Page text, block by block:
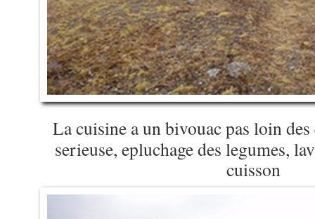
La cuisine a un bivouac pas loin
serieuse, epluchage des legumes,
cuisson